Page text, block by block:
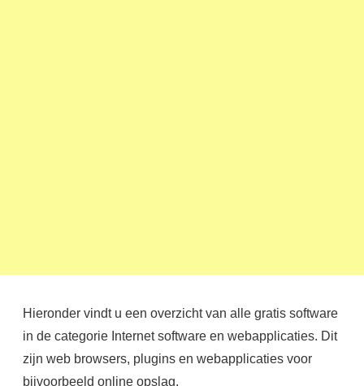
Hieronder vindt u een overzicht van alle gratis software
in de categorie Internet software en webapplicaties. Dit
zijn web browsers, plugins en webapplicaties voor
bijvoorbeeld online opslag.